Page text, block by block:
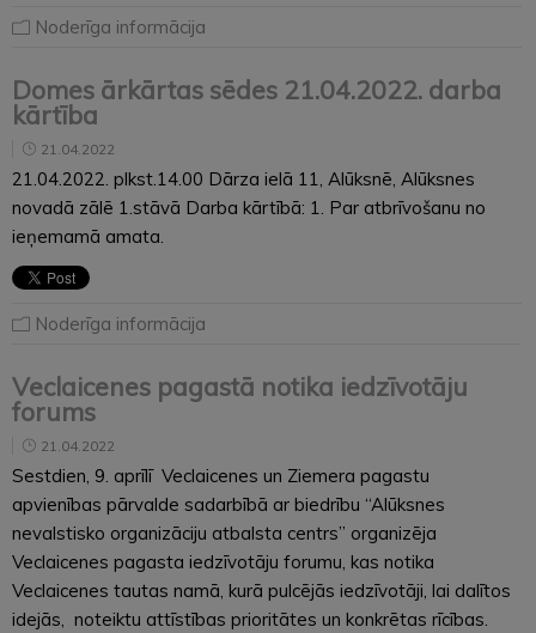
Noderīga informācija
Domes ārkārtas sēdes 21.04.2022. darba
kārtība
21.04.2022
21.04.2022. plkst.14.00 Dārza ielā 11, Alūksnē, Alūksnes
novadā zālē 1.stāvā Darba kārtībā: 1. Par atbrīvošanu no
ieņemamā amata.
Noderīga informācija
Veclaicenes pagastā notika iedzīvotāju
forums
21.04.2022
Sestdien, 9. aprīlī Veclaicenes un Ziemera pagastu
apvienības pārvalde sadarbībā ar biedrību “Alūksnes
nevalstisko organizāciju atbalsta centrs” organizēja
Veclaicenes pagasta iedzīvotāju forumu, kas notika
Veclaicenes tautas namā, kurā pulcējās iedzīvotāji, lai dalītos
idejās, noteiktu attīstības prioritātes un konkrētas rīcības.